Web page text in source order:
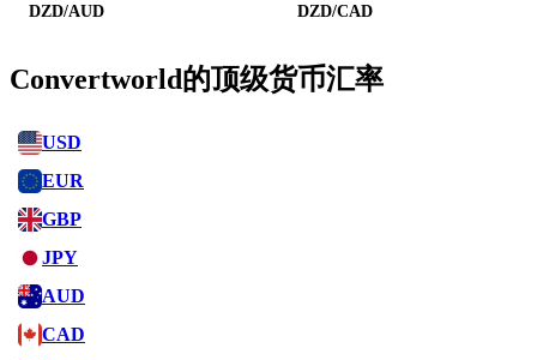
DZD/AUD DZD/CAD
Convertworld的顶级货币汇率
USD
EUR
GBP
JPY
AUD
CAD